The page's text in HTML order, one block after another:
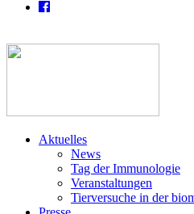
Aktuelles
News
Tag der Immunologie
Veranstaltungen
Tierversuche in der